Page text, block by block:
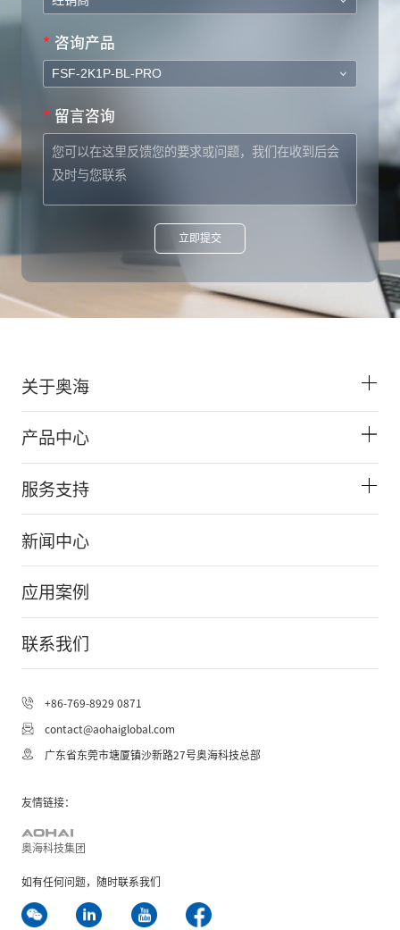
* 咨询产品
* 留言咨询
+86-769-8929 0871
contact@aohaiglobal.com
广东省东莞市塘厦镇沙新路27号奥海科技总部
友情链接：
奥海科技集团
关于奥海
产品中心
服务支持
新闻中心
应用案例
联系我们
如有任何问题，随时联系我们
开始对话
AOHAI Support